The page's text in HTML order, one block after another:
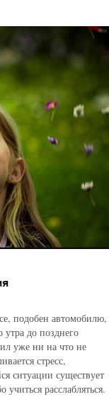
подобен автомобилю,
утра до позднего
уже ни на что не
стресс,
ситуации существует
расслабляться.